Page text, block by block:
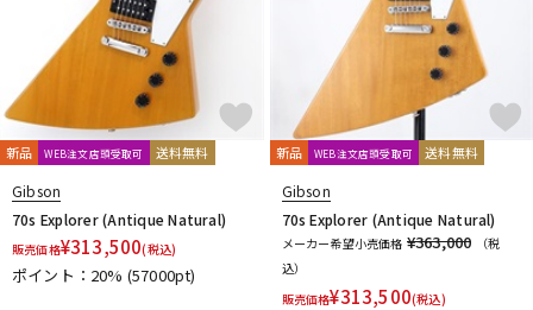
新品 WEB注文店頭受取可 送料無料
Gibson
70s Explorer (Antique Natural)
販売価格¥313,500(税込)
ポイント：20% (57000pt)
新品 WEB注文店頭受取可 送料無料
Gibson
70s Explorer (Antique Natural)
メーカー希望小売価格 ¥363,000
（税
込）
販売価格¥313,500(税込)